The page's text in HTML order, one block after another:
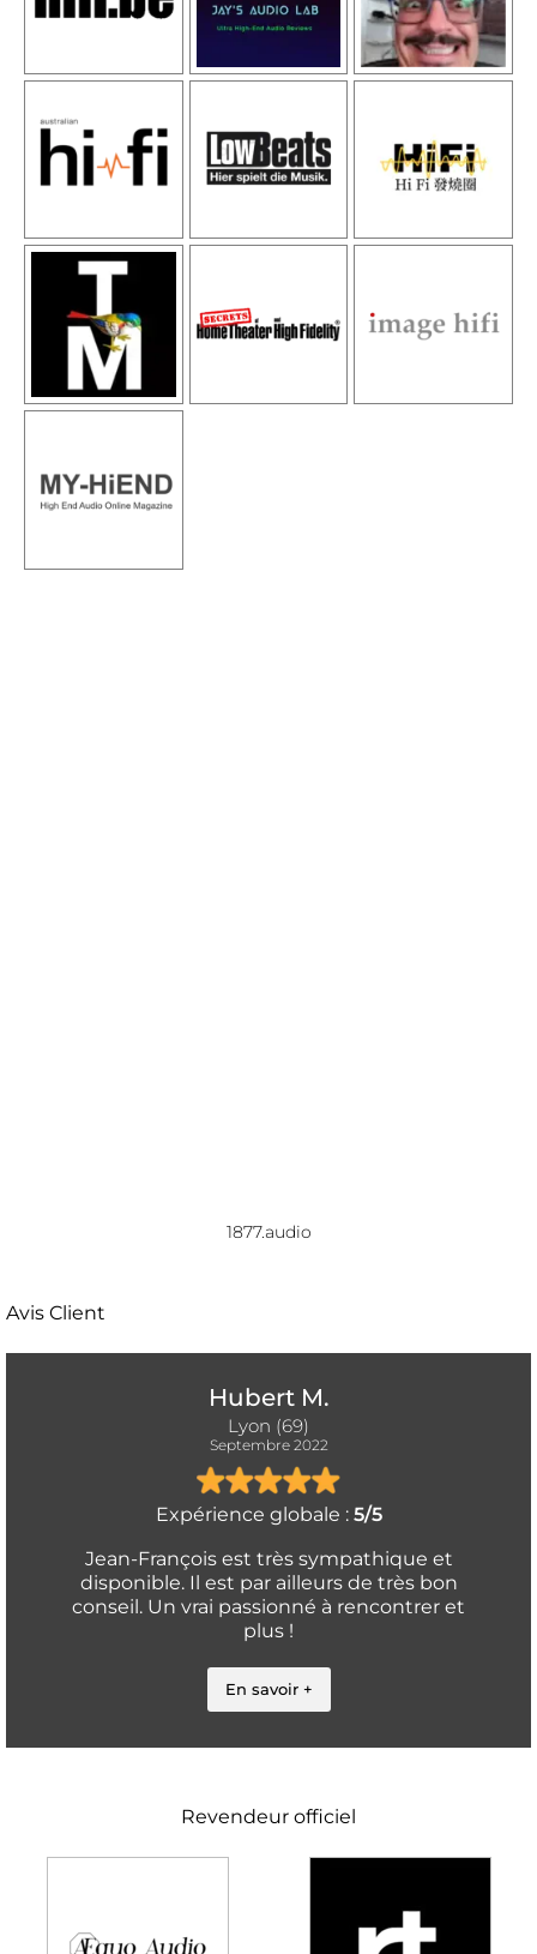
1877.audio
Avis Client
Hubert M.
Lyon (69)
Septembre 2022
Expérience globale : 5/5
Jean-François est très sympathique et
disponible. Il est par ailleurs de très bon
conseil. Un vrai passionné à rencontrer et
plus !
En savoir +
Revendeur officiel